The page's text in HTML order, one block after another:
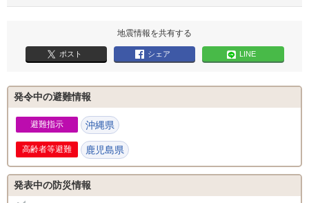
地震情報を共有する
ポスト シェア LINE
発令中の避難情報
避難指示 沖縄県
鹿児島県
発表中の防災情報